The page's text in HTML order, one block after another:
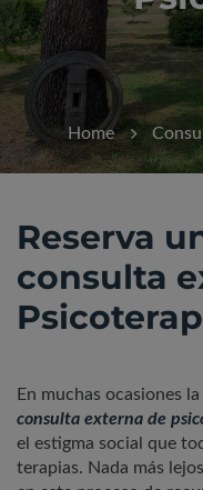
Home
Reserva
consulta
En muchas ocasiones
consulta externa de
el estigma social que
terapias. Nada más